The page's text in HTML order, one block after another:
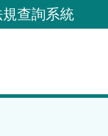
查詢系統